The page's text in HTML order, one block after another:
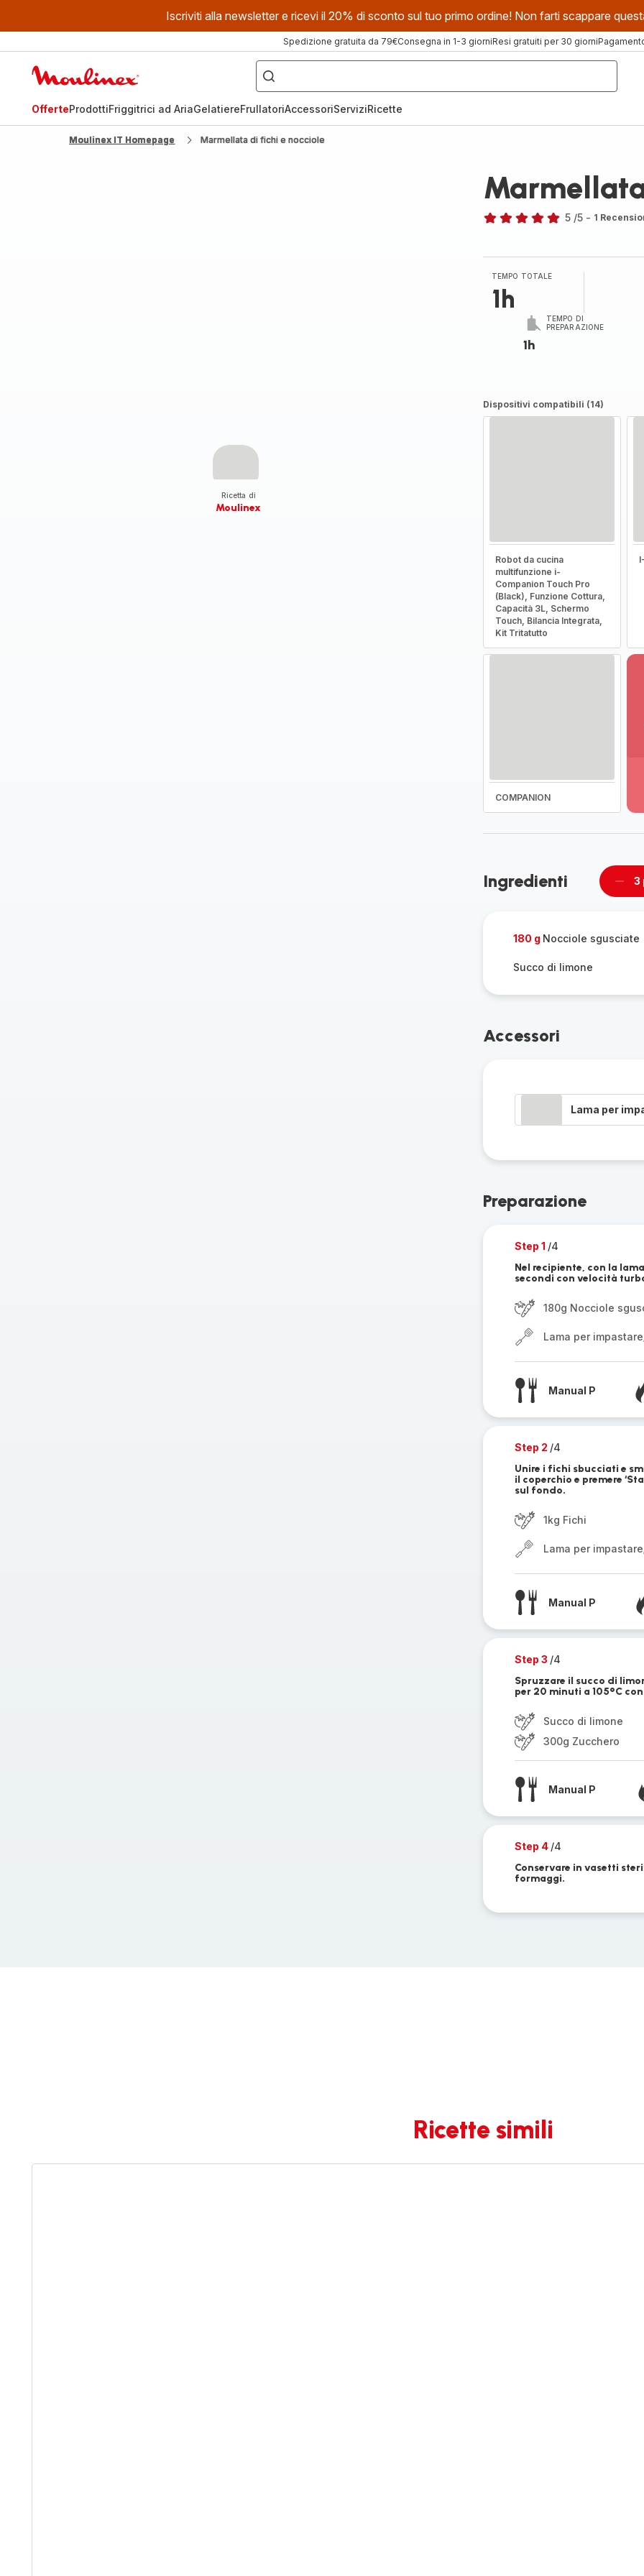
Iscriviti alla newsletter e ricevi il 20% di sconto sul tuo primo ordine! Non farti scappare
Spedizione gratuita da 79€Consegna in 1-3 giorniResi gratuiti per 30 giorni
Cosa
stai
cercando?
OfferteProdottiFriggitrici ad AriaGelatiereFrullatoriAccessoriServiziRicette
Moulinex IT Homepage Marmellata di fichi e nocciole
Ricetta di
Moulinex
cinque
stelle
(media)
5 /5 - 1
TEMPO TOTALE
1h
TEMPO DI
PREPARAZIONE
1h
Dispositivi compatibili (14)
Robot da cucina
multifunzione i-
Companion Touch Pro
(Black), Funzione Cottura,
Capacità 3L, Schermo
Touch, Bilancia Integrata,
Kit Tritatutto
COMPANION
-
Ingredienti 3
180 g Nocciole sgusciate
Succo di limone
Accessori
Lama per
Preparazione
Step 1 /4
Nel recipiente, con la
secondi con velocità
180g Nocciole
Lama per
Manual P
Step 2 /4
Unire i fichi sbucciati e
il coperchio e premere
sul fondo.
1kg Fichi
Lama per
Manual P
Step 3 /4
Spruzzare il succo di
per 20 minuti a 105°C
Succo di limone
300g Zucchero
Manual P
Step 4 /4
Conservare in vasetti
formaggi.
Ricette simili